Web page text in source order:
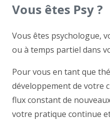
Vous êtes Psy ?
Vous êtes psychologue,
ou à temps partiel dans
Pour vous en tant que
développement de votre
flux constant de
votre pratique continue